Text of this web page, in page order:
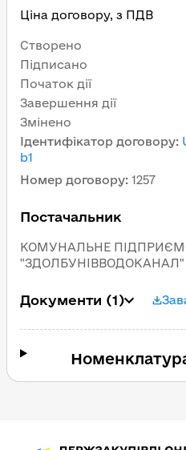
Ідентифікатор договору:
b1
Номер договору: 1257
Постачальник
КОМУНАЛЬНЕ
"ЗДОЛБУНІВВОДОКАНАЛ"
Документи (1)
Ціна договору, з ПДВ
Створено
Підписано
Початок дії
Завершення дії
Змінено